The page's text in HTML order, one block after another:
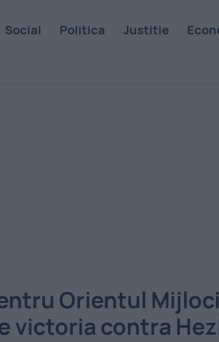
Social Politica Justitie
Orientul
victoria contra